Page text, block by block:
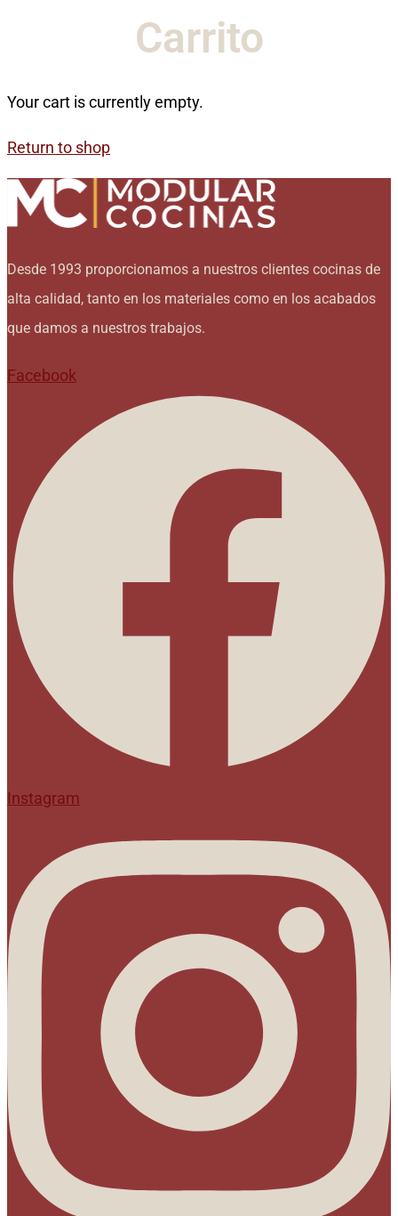
Carrito
Your cart is currently empty.
Return to shop
Desde 1993 proporcionamos a nuestros clientes cocinas de
alta calidad, tanto en los materiales como en los acabados
que damos a nuestros trabajos.
Facebook
Instagram